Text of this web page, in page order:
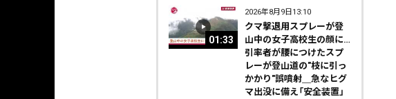
01:33
2026年8月9日13:10
クマ撃退用スプレーが登
山中の女子高校生の顔に…
引率者が腰につけたスプ
レーが登山道の"枝に引っ
かかり"誤噴射＿急なヒグ
マ出没に備え「安全装置」